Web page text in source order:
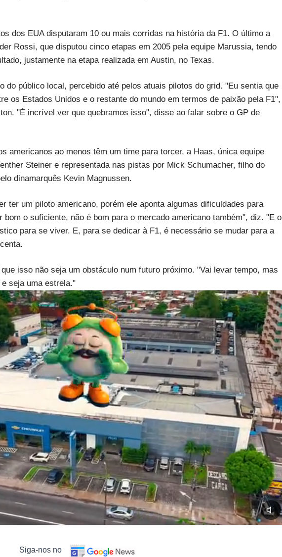
dos EUA disputaram 10 ou mais corridas na história da F1. O último a
Rossi, que disputou cinco etapas em 2005 pela equipe Marussia, tendo
justamente na etapa realizada em Austin, no Texas.
do público local, percebido até pelos atuais pilotos do grid. "Eu sentia que
os Estados Unidos e o restante do mundo em termos de paixão pela F1",
"É incrível ver que quebramos isso", disse ao falar sobre o GP de
americanos ao menos têm um time para torcer, a Haas, única equipe
Steiner e representada nas pistas por Mick Schumacher, filho do
dinamarquês Kevin Magnussen.
ter um piloto americano, porém ele aponta algumas dificuldades para
bom o suficiente, não é bom para o mercado americano também", diz. "E
para se viver. E, para se dedicar à F1, é necessário se mudar para a
isso não seja um obstáculo num futuro próximo. "Vai levar tempo, mas
seja uma estrela."
Siga-nos no